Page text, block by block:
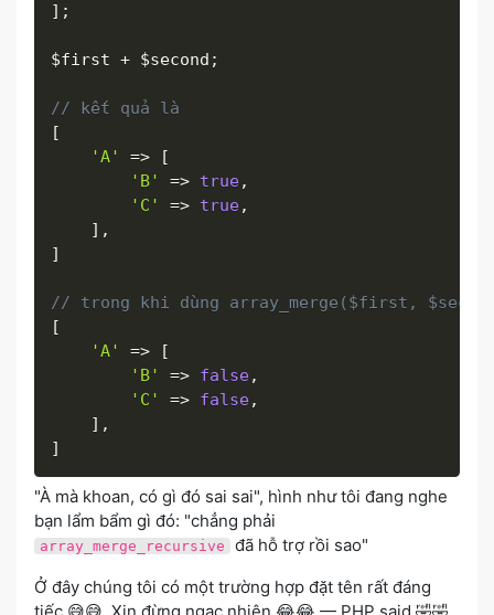
] ;
$first + $second ;
// kết quả là
[
'A'
=>
[
'B'
=> true,
'C'
=> true,
] ,
]
// trong khi dùng array_merge($first,
[
'A'
=>
[
'B'
=> false,
'C'
=> false,
] ,
]
"À mà khoan, có gì đó sai sai", hình như tôi đang nghe
bạn lẩm bẩm gì đó: "chẳng phải
array_merge_recursive
đã hỗ trợ rồi sao"
Ở đây chúng tôi có một trường hợp đặt tên rất đáng